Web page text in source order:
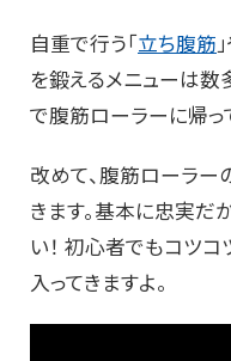
自重で行う「立ち腹筋
を鍛えるメニューは数
で腹筋ローラーに帰っ
改めて、腹筋ローラー
きます。基本に忠実だ
い！ 初心者でもコツ
入ってきますよ。